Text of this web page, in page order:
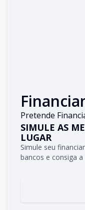
Pretende
SIMULE AS
LUGAR
Simule seu
bancos e consiga